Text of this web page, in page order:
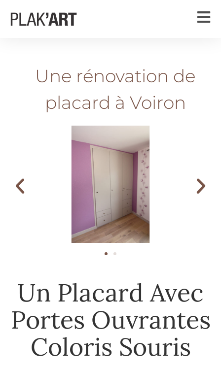
Une rénovation de
placard à Voiron
Un Placard Avec
Portes Ouvrantes
Coloris Souris